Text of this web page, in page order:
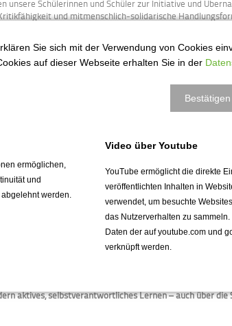
unsere Schülerinnen und Schüler zur Initiative und
und mitmenschlich-solidarische
zu verantwortungsbewusstem Umgang mit der
zu erhalten.
unsere Schülerinnen und Schüler zur Teilnahme am
der Schülerinnen und Schüler.
kognitive mit sozialen und emotionalen Kompetenzen.
und fördern musische, künstlerische und sportliche
erlebnis- und erfahrungsbezogene Lernprozesse,
erziehen zur Selbstständigkeit und
aktives, selbstverantwortliches Lernen – auch über
Sie sich mit der Verwendung von Cookies
auf dieser Webseite erhalten Sie in der
Bestätigen
ermöglichen,
und
werden.
Video über Youtube
YouTube ermöglicht die direkte
veröffentlichten Inhalten in
verwendet, um besuchte
das Nutzerverhalten zu
Daten der auf youtube.com und
verknüpft werden.